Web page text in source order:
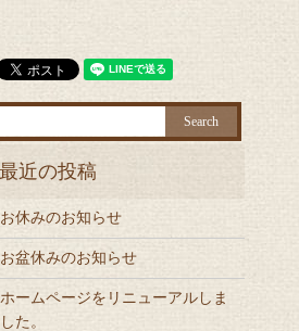
お休みのお知らせ
お盆休みのお知らせ
ホームページをリニューアルしま
した。